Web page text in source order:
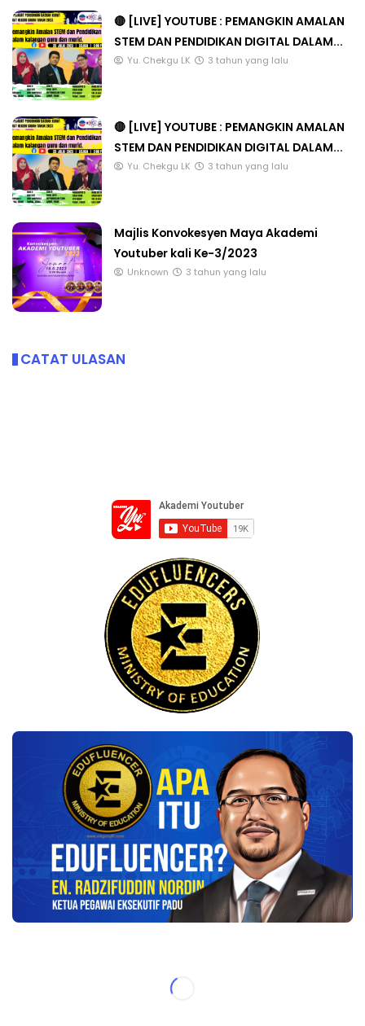
🔴 [LIVE] YOUTUBE : PEMANGKIN AMALAN
STEM DAN PENDIDIKAN DIGITAL DALAM...
Yu. Chekgu LK 3 tahun yang lalu
🔴 [LIVE] YOUTUBE : PEMANGKIN AMALAN
STEM DAN PENDIDIKAN DIGITAL DALAM...
Yu. Chekgu LK 3 tahun yang lalu
Majlis Konvokesyen Maya Akademi
Youtuber kali Ke-3/2023
Unknown 3 tahun yang lalu
CATAT ULASAN